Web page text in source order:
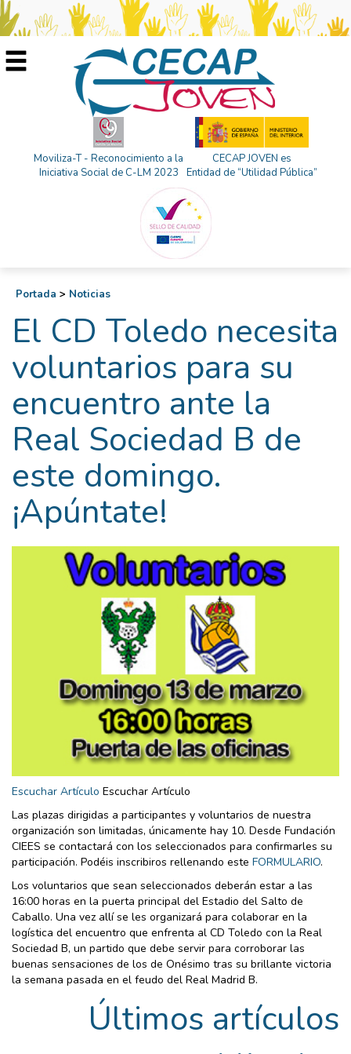
Moviliza-T - Reconocimiento a la
Iniciativa Social de C-LM 2023
CECAP JOVEN es
Entidad de “Utilidad Pública”
Portada > Noticias
El CD Toledo necesita
voluntarios para su
encuentro ante la
Real Sociedad B de
este domingo.
¡Apúntate!
Escuchar Artículo Escuchar Artículo
Las plazas dirigidas a participantes y voluntarios de nuestra
organización son limitadas, únicamente hay 10. Desde Fundación
CIEES se contactará con los seleccionados para confirmarles su
participación. Podéis inscribiros rellenando este FORMULARIO.
Los voluntarios que sean seleccionados deberán estar a las
16:00 horas en la puerta principal del Estadio del Salto de
Caballo. Una vez allí se les organizará para colaborar en la
logística del encuentro que enfrenta al CD Toledo con la Real
Sociedad B, un partido que debe servir para corroborar las
buenas sensaciones de los de Onésimo tras su brillante victoria
la semana pasada en el feudo del Real Madrid B.
Últimos artículos